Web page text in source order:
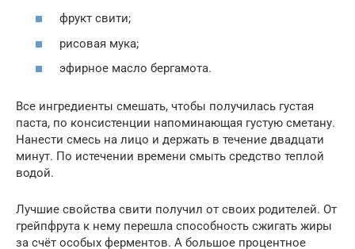
фрукт свити;
рисовая мука;
эфирное масло бергамота.
Все ингредиенты смешать, чтобы получилась густая
паста, по консистенции напоминающая густую сметану.
Нанести смесь на лицо и держать в течение двадцати
минут. По истечении времени смыть средство теплой
водой.
Лучшие свойства свити получил от своих родителей. От
грейпфрута к нему перешла способность сжигать жиры
за счёт особых ферментов. А большое процентное